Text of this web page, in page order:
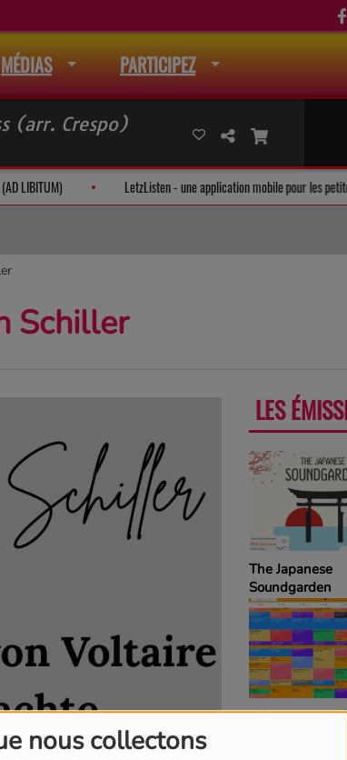
nous collectons
MÉDIAS PARTICIPEZ
(arr. Crespo)
(AD LIBITUM) LetzListen - une application mobile pour les
Schiller
LES
La revue de cuisine
The Japanese
Soundgarden
Découvrons